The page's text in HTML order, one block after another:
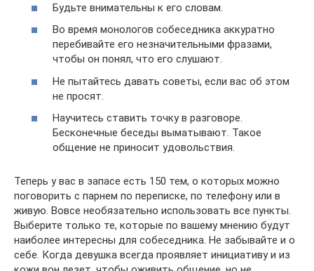
Будьте внимательны к его словам.
Во время монологов собеседника аккуратно
перебивайте его незначительными фразами,
чтобы он понял, что его слушают.
Не пытайтесь давать советы, если вас об этом
не просят.
Научитесь ставить точку в разговоре.
Бесконечные беседы выматывают. Такое
общение не приносит удовольствия.
Теперь у вас в запасе есть 150 тем, о которых можно
поговорить с парнем по переписке, по телефону или в
живую. Вовсе необязательно использовать все пункты.
Выберите только те, которые по вашему мнению будут
наиболее интересны для собеседника. Не забывайте и о
себе. Когда девушка всегда проявляет инициативу и из